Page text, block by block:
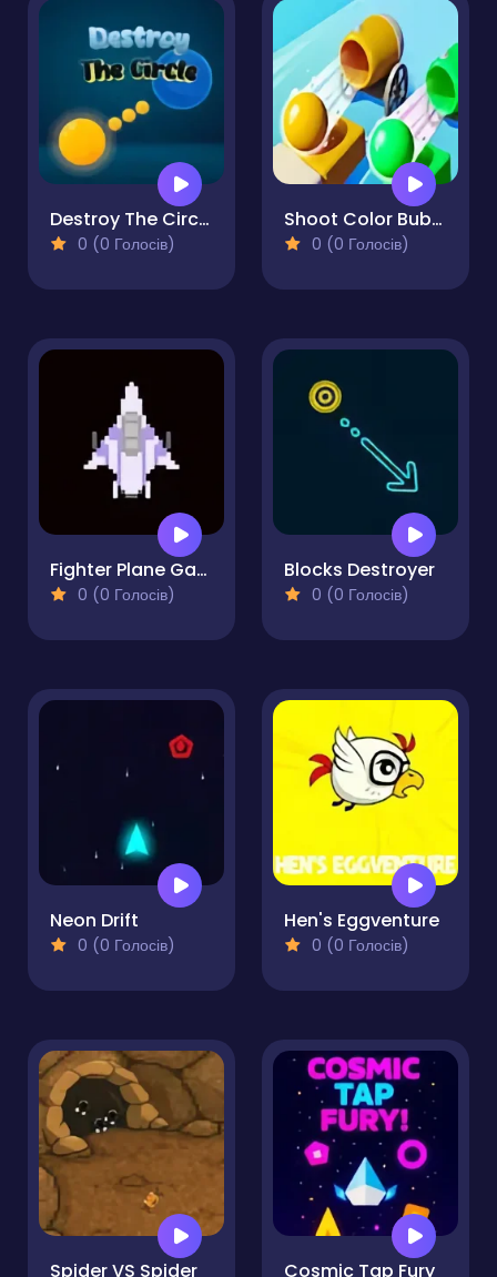
Destroy The Circle
0 (0 Голосів)
Shoot Color Bubble
0 (0 Голосів)
Fighter Plane Game
0 (0 Голосів)
Blocks Destroyer
0 (0 Голосів)
Neon Drift
0 (0 Голосів)
Hen's Eggventure
0 (0 Голосів)
Spider VS Spider Cosmic Tap Fury